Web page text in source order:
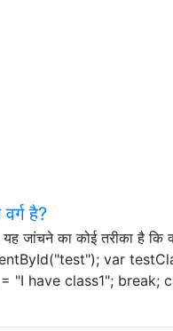
है?
जांचने का कोई तरीका है कि
var
"I have class1"; break;